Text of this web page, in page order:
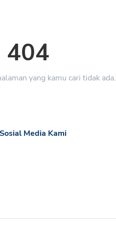
404
yang kamu cari tidak ada.
Sosial Media Kami